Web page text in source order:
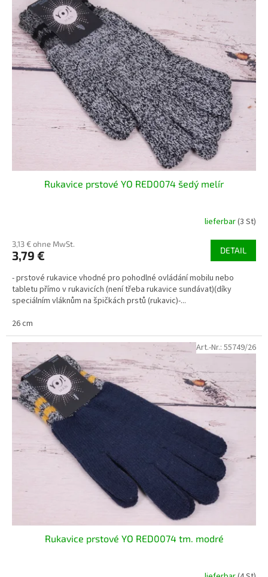
Rukavice prstové YO RED0074 šedý melír
lieferbar(3 St)
3,13 € ohne MwSt.
3,79 € DETAIL
- prstové rukavice vhodné pro pohodlné ovládání mobilu nebo
tabletu přímo v rukavicích (není třeba rukavice sundávat)(díky
speciálním vláknům na špičkách prstů (rukavic)-...
26 cm
Rukavice prstové YO RED0074 tm. modré
Art.-Nr.: 55749/26